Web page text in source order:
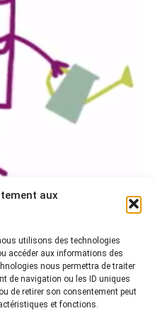
aux
utilisons des technologies
accéder aux informations des
nous permettra de traiter
de navigation ou les ID uniques
de retirer son consentement peut
et fonctions.
ARCHIVER »,
CR2PA 5 novembre 2016
3 du MOOC « Bien
numérique » pour sa
vie de l’information et